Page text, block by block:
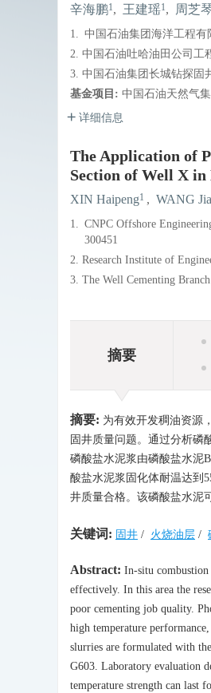
辛海鹏1, 王建瑶1, 周芝
1. 中国石油集团海洋工程有
2. 中国石油吐哈油田公司工
3. 中国石油集团长城钻探固
基金项目: 中国石油天然气
详细信息
The Application of
Section of Well X in
XIN Haipeng1 , WANG
1. CNPC Offshore
300451
2. Research Institute of
3. The Well Cementing
摘要
摘要: 为有效开发稠油资源
固井质量问题。通过分析磷
磷酸盐水泥浆由磷酸盐水泥
酸盐水泥浆固化体耐温达到
井质量合格。该磷酸盐水泥
关键词: 固井 / 火烧油层 /
Abstract: In-situ
effectively. In this area the
poor cementing job quality.
high temperature
slurries are formulated with
G603. Laboratory evaluation
temperature strength can last